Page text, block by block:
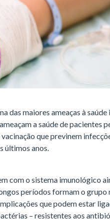
das maiores ameaças à
a saúde de pacientes
que previnem
últimos anos.
com o sistema imunológico
períodos formam o grupo
que podem estar
– resistentes aos